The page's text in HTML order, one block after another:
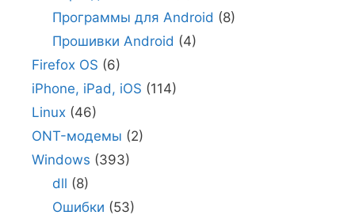
Программы для Android (8)
Прошивки Android (4)
Firefox OS (6)
iPhone, iPad, iOS (114)
Linux (46)
ONT-модемы (2)
Windows (393)
dll (8)
Ошибки (53)